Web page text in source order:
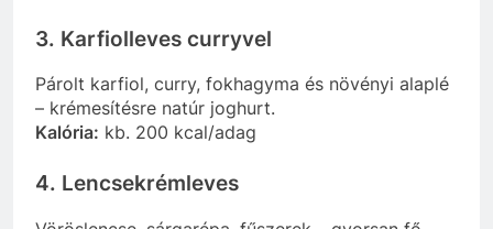
3. Karfiolleves curryvel
Párolt karfiol, curry, fokhagyma és növényi alaplé
– krémesítésre natúr joghurt.
Kalória: kb. 200 kcal/adag
4. Lencsekrémleves